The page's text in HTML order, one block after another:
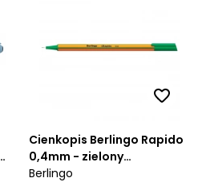
Cienkopis Berlingo Rapido
0,4mm - zielony
(0000444)
Berlingo